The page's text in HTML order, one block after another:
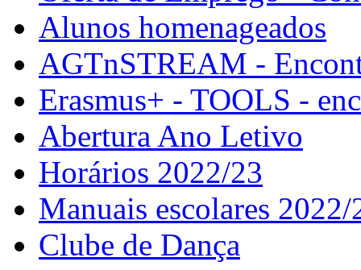
Alunos homenageados
AGTnSTREAM -
Erasmus+ - TOOLS -
Abertura Ano Letivo
Horários 2022/23
Manuais escolares 2022/
Clube de Dança